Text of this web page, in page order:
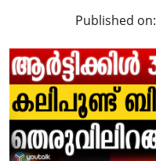
Published on: